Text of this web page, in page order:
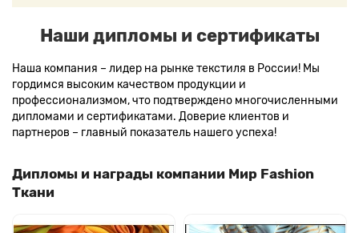
Наши дипломы и сертификаты
Наша компания – лидер на рынке текстиля в России! Мы
гордимся высоким качеством продукции и
профессионализмом, что подтверждено многочисленными
дипломами и сертификатами. Доверие клиентов и
партнеров – главный показатель нашего успеха!
Дипломы и награды компании Мир Fashion
Ткани